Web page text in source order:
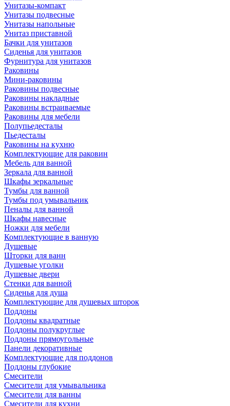
Унитазы-компакт
Унитазы подвесные
Унитазы напольные
Унитаз приставной
Бачки для унитазов
Сиденья для унитазов
Фурнитура для унитазов
Раковины
Мини-раковины
Раковины подвесные
Раковины накладные
Раковины встраиваемые
Раковины для мебели
Полупьедесталы
Пьедесталы
Раковины на кухню
Комплектующие для раковин
Мебель для ванной
Зеркала для ванной
Шкафы зеркальные
Тумбы для ванной
Тумбы под умывальник
Пеналы для ванной
Шкафы навесные
Ножки для мебели
Комплектующие в ванную
Душевые
Шторки для ванн
Душевые уголки
Душевые двери
Стенки для ванной
Сиденья для душа
Комплектующие для душевых шторок
Поддоны
Поддоны квадратные
Поддоны полукруглые
Поддоны прямоугольные
Панели декоративные
Комплектующие для поддонов
Поддоны глубокие
Смесители
Смесители для умывальника
Смесители для ванны
Смесители для кухни